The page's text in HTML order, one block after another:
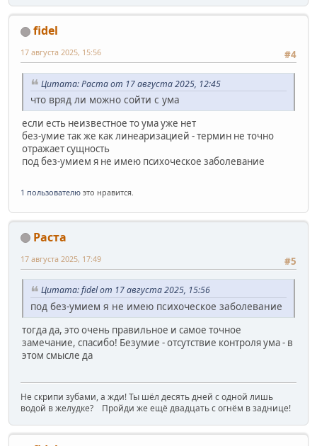
fidel
#4
17 августа 2025, 15:56
Цитата: Раста от 17 августа 2025, 12:45
что вряд ли можно сойти с ума
если есть неизвестное то ума уже нет
без-умие так же как линеаризацией - термин не точно
отражает сущность
под без-умием я не имею психоческое заболевание
1 пользователю это нравится.
Раста
#5
17 августа 2025, 17:49
Цитата: fidel от 17 августа 2025, 15:56
под без-умием я не имею психоческое заболевание
тогда да, это очень правильное и самое точное
замечание, спасибо! Безумие - отсутствие контроля ума - в
этом смысле да
Не скрипи зубами, а жди! Ты шёл десять дней с одной лишь
водой в желудке? Пройди же ещё двадцать с огнём в заднице!